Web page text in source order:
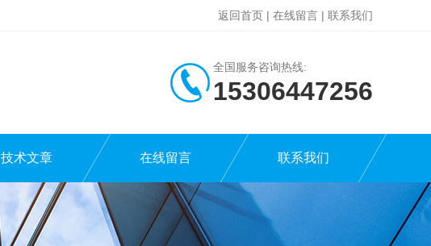
返回首页 | 在线留言 | 联系我们
全国服务咨询热线:
15306447256
技术文章 在线留言 联系我们